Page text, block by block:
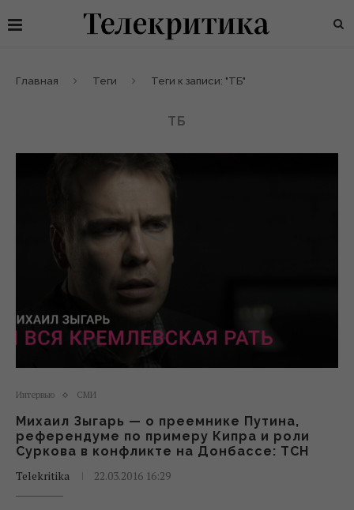
Главная Теги Теги к записи: "ТБ"
ТБ
Интервью СМИ
Михаил Зыгарь — о преемнике Путина,
референдуме по примеру Кипра и роли
Суркова в конфликте на Донбассе: ТСН
Telekritika
22.03.2016 16:29